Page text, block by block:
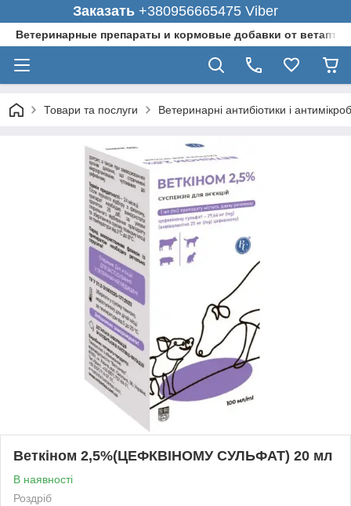
Заказать +380956665475 Viber
Ветеринарные препараты и кормовые добавки от
Товари та послуги Ветеринарні антибіотики і
Веткіном 2,5%(ЦЕФКВІНОМУ СУЛЬФАТ) 20 мл
В наявності
Роздріб